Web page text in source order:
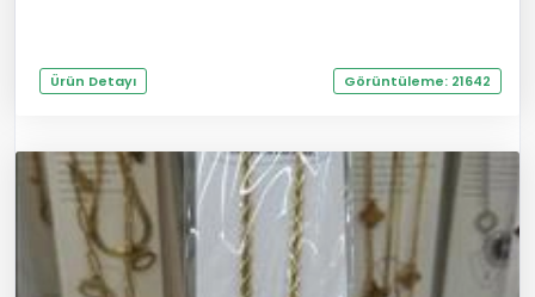
Ürün Detayı Görüntüleme: 21642